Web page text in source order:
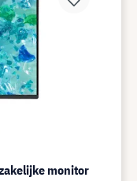
monitor